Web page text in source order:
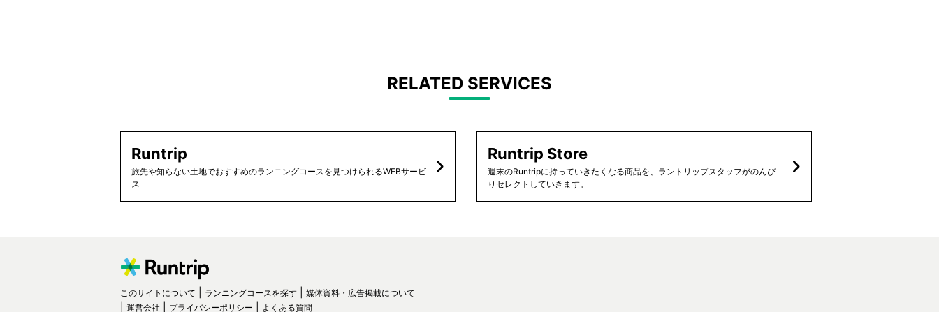
RELATED SERVICES
Runtrip
旅先や知らない土地でおすすめのランニングコースを見つけられるWEBサービ
ス
Runtrip Store
週末のRuntripに持っていきたくなる商品を、ラントリップスタッフがのんび
りセレクトしていきます。
このサイトについて ランニングコースを探す
媒体資料・広告掲載について
運営会社
プライバシーポリシー よくある質問